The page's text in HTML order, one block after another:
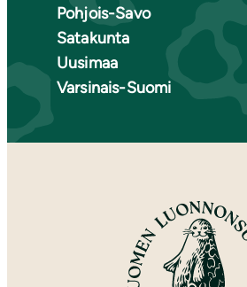
Pohjois-Savo
Satakunta
Uusimaa
Varsinais-Suomi